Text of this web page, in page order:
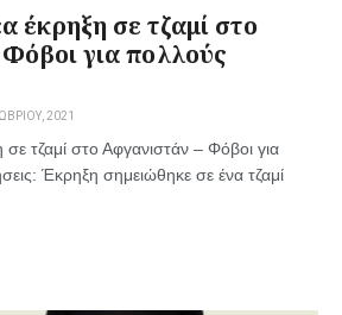
σε τζαμί στο
για πολλούς
2021
τζαμί στο Αφγανιστάν – Φόβοι για
Έκρηξη σημειώθηκε σε ένα τζαμί